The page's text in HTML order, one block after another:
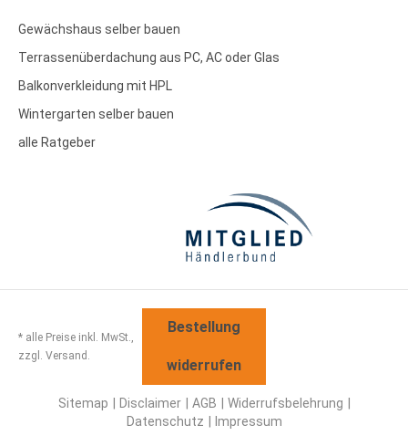
Gewächshaus selber bauen
Terrassenüberdachung aus PC, AC oder Glas
Balkonverkleidung mit HPL
Wintergarten selber bauen
alle Ratgeber
* alle Preise inkl. MwSt.,
zzgl. Versand.
Bestellung
widerrufen
Sitemap Disclaimer AGB
Widerrufsbelehrung
Datenschutz
Impressum